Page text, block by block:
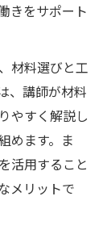
きをサポート
材料選びと工
、講師が材料
やすく解説し
めます。ま
活用すること
メリットで